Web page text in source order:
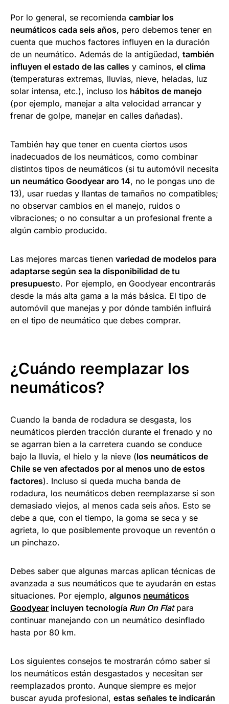
Por lo general, se recomienda cambiar los
neumáticos cada seis años, pero debemos tener en
cuenta que muchos factores influyen en la duración
de un neumático. Además de la antigüedad, también
influyen el estado de las calles y caminos, el clima
(temperaturas extremas, lluvias, nieve, heladas, luz
solar intensa, etc.), incluso los hábitos de manejo
(por ejemplo, manejar a alta velocidad arrancar y
frenar de golpe, manejar en calles dañadas).
También hay que tener en cuenta ciertos usos
inadecuados de los neumáticos, como combinar
distintos tipos de neumáticos (si tu automóvil necesita
un neumático Goodyear aro 14, no le pongas uno de
13), usar ruedas y llantas de tamaños no compatibles;
no observar cambios en el manejo, ruidos o
vibraciones; o no consultar a un profesional frente a
algún cambio producido.
Las mejores marcas tienen variedad de modelos para
adaptarse según sea la disponibilidad de tu
presupuesto. Por ejemplo, en Goodyear encontrarás
desde la más alta gama a la más básica. El tipo de
automóvil que manejas y por dónde también influirá
en el tipo de neumático que debes comprar.
¿Cuándo reemplazar los
neumáticos?
Cuando la banda de rodadura se desgasta, los
neumáticos pierden tracción durante el frenado y no
se agarran bien a la carretera cuando se conduce
bajo la lluvia, el hielo y la nieve (los neumáticos de
Chile se ven afectados por al menos uno de estos
factores). Incluso si queda mucha banda de
rodadura, los neumáticos deben reemplazarse si son
demasiado viejos, al menos cada seis años. Esto se
debe a que, con el tiempo, la goma se seca y se
agrieta, lo que posiblemente provoque un reventón o
un pinchazo.
Debes saber que algunas marcas aplican técnicas de
avanzada a sus neumáticos que te ayudarán en estas
situaciones. Por ejemplo, algunos neumáticos
Goodyear incluyen tecnología Run On Flatpara
continuar manejando con un neumático desinflado
hasta por 80 km.
Los siguientes consejos te mostrarán cómo saber si
los neumáticos están desgastados y necesitan ser
reemplazados pronto. Aunque siempre es mejor
buscar ayuda profesional, estas señales te indicarán